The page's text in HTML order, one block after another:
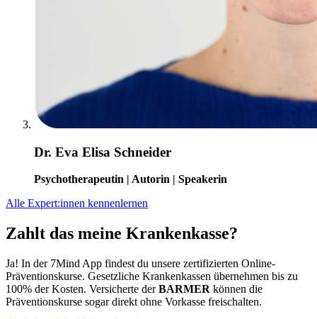
Dr. Eva Elisa Schneider
Psychotherapeutin | Autorin | Speakerin
Alle Expert:innen kennenlernen
Zahlt das meine Krankenkasse?
Ja! In der 7Mind App findest du unsere zertifizierten Online-
Präventionskurse. Gesetzliche Krankenkassen übernehmen bis zu
100% der Kosten. Versicherte derBARMER können die
Präventionskurse sogar direkt ohne Vorkasse freischalten.